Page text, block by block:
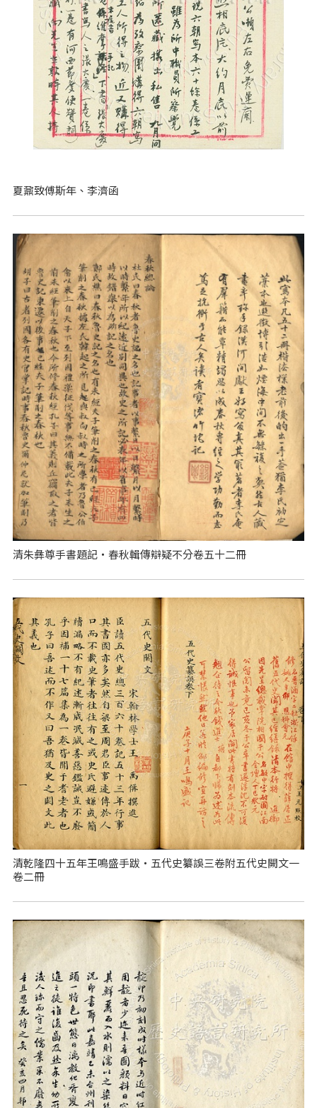
夏鼐致傅斯年、李濟函
清朱彝尊手書題記‧春秋輯傳辯疑不分卷五十二冊
清乾隆四十五年王鳴盛手跋‧五代史纂誤三卷附五代史闕文一
卷二冊